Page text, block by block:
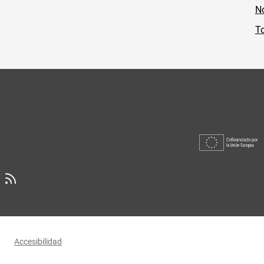
Accesibilidad